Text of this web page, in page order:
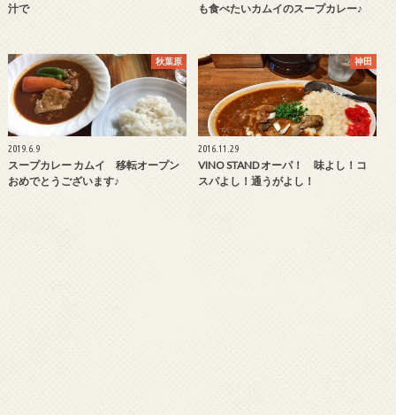
汁で も食べたいカムイのスープカレー♪
秋葉原
2019.6.9
スープカレー カムイ 移転オープン
おめでとうございます♪
神田
2016.11.29
VINO STAND オーパ！ 味よし！コ
スパよし！通うがよし！